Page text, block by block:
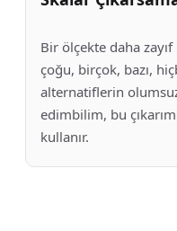
Bir ölçekte daha
çoğu, birçok, bazı,
alternatiflerin
edimbilim, bu
kullanır.